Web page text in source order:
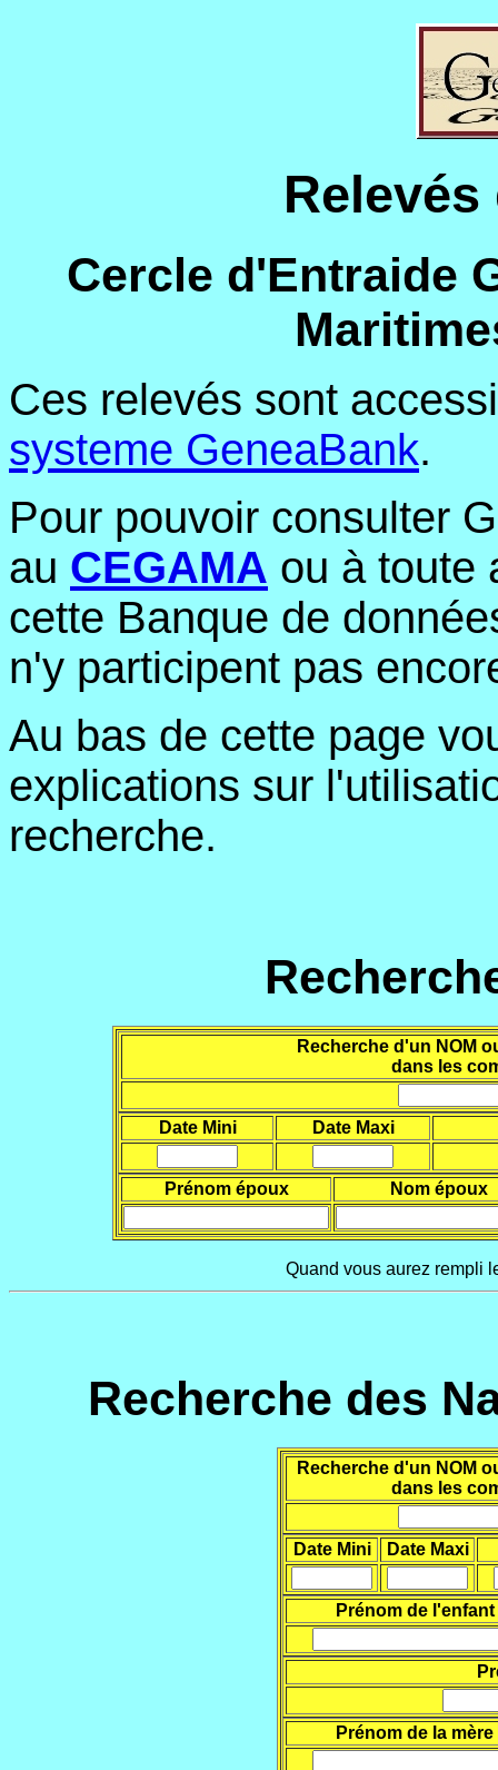
Relevés
Cercle d'Entraide
Ces relevés sont
systeme GeneaBank.
Pour pouvoir consulter
au CEGAMA ou à toute
cette Banque de
n'y participent pas
Au bas de cette page
explications sur
recherche.
Recherche d'un NOM
dans les
Date Mini Date Maxi
Prénom époux Nom époux
Quand vous aurez rempli
Recherche des
Recherche d'un NOM
dans les
Date Mini Date Maxi
Prénom de l'enfant
Prénom de la mère